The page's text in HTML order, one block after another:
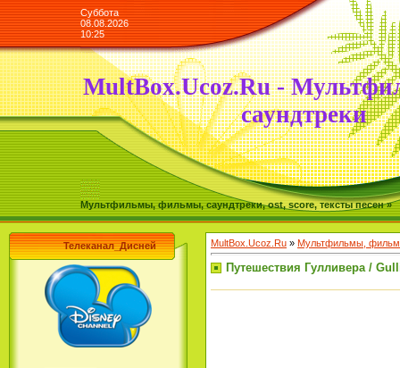
Суббота
08.08.2026
10:25
MultBox.Ucoz.Ru -
саундтреки
Мультфильмы, фильмы, саундтреки, ost, score, тексты песен »
Телеканал_Дисней MultBox.Ucoz.Ru » Мультфильмы,
Путешествия Гулливера /